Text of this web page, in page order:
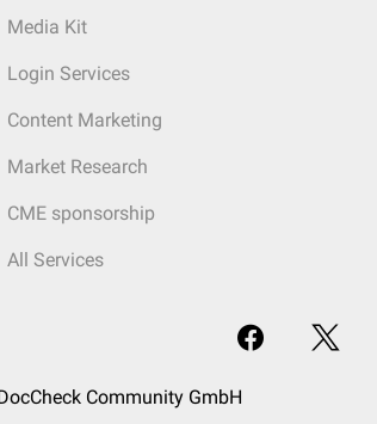
Media Kit
Login Services
Content Marketing
Market Research
CME sponsorship
All Services
Community GmbH